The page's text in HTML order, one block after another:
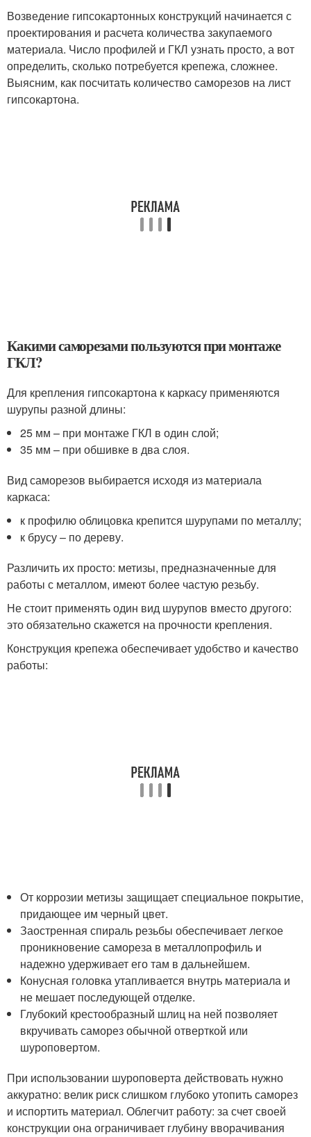
Возведение гипсокартонных конструкций начинается с
проектирования и расчета количества закупаемого
материала. Число профилей и ГКЛ узнать просто, а вот
определить, сколько потребуется крепежа, сложнее.
Выясним, как посчитать количество саморезов на лист
гипсокартона.
Какими саморезами пользуются при монтаже
ГКЛ?
Для крепления гипсокартона к каркасу применяются
шурупы разной длины:
25 мм – при монтаже ГКЛ в один слой;
35 мм – при обшивке в два слоя.
Вид саморезов выбирается исходя из материала
каркаса:
к профилю облицовка крепится шурупами по металлу;
к брусу – по дереву.
Различить их просто: метизы, предназначенные для
работы с металлом, имеют более частую резьбу.
Не стоит применять один вид шурупов вместо другого:
это обязательно скажется на прочности крепления.
Конструкция крепежа обеспечивает удобство и качество
работы:
От коррозии метизы защищает специальное покрытие,
придающее им черный цвет.
Заостренная спираль резьбы обеспечивает легкое
проникновение самореза в металлопрофиль и
надежно удерживает его там в дальнейшем.
Конусная головка утапливается внутрь материала и
не мешает последующей отделке.
Глубокий крестообразный шлиц на ней позволяет
вкручивать саморез обычной отверткой или
шуроповертом.
При использовании шуроповерта действовать нужно
аккуратно: велик риск слишком глубоко утопить саморез
и испортить материал. Облегчит работу: за счет своей
конструкции она ограничивает глубину вворачивания